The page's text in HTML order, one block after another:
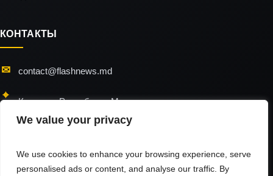
We value your privacy
We use cookies to enhance your browsing experience, serve
personalised ads or content, and analyse our traffic. By
КОНТАКТЫ
contact@flashnews.md
Кишинэу, Республика Молдова